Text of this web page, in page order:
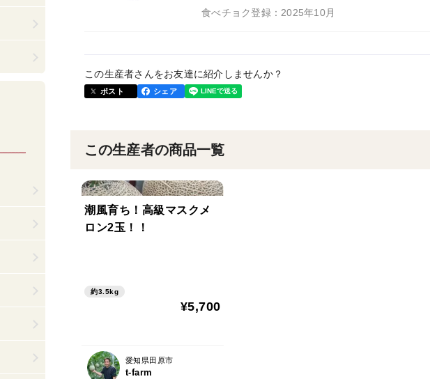
食べチョク登録：2025年10月
この生産者さんをお友達に紹介しませんか？
ポスト シェア
この生産者の商品一覧
潮風育ち！高級マスクメ
ロン2玉！！
約3.5kg
¥5,700
愛知県田原市
t-farm